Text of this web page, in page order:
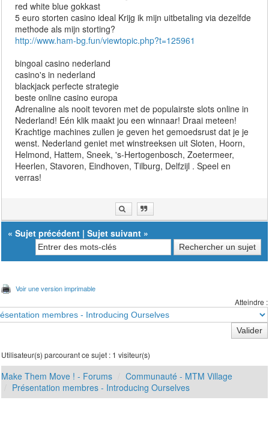
red white blue gokkast
5 euro storten casino ideal Krijg ik mijn uitbetaling via dezelfde
methode als mijn storting?
http://www.ham-bg.fun/viewtopic.php?t=125961
bingoal casino nederland
casino's in nederland
blackjack perfecte strategie
beste online casino europa
Adrenaline als nooit tevoren met de populairste slots online in
Nederland! Eén klik maakt jou een winnaar! Draai meteen!
Krachtige machines zullen je geven het gemoedsrust dat je je
wenst. Nederland geniet met winstreeksen uit Sloten, Hoorn,
Helmond, Hattem, Sneek, 's-Hertogenbosch, Zoetermeer,
Heerlen, Stavoren, Eindhoven, Tilburg, Delfzijl . Speel en
verras!
«Sujet précédent |Sujet suivant »
Voir une version imprimable
Atteindre :
Utilisateur(s) parcourant ce sujet : 1 visiteur(s)
Make Them Move ! - Forums
Communauté - MTM Village
Présentation membres - Introducing Ourselves